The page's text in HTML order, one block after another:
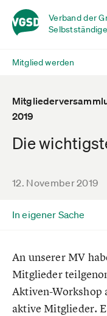
Verband der
Mitglied werden
2019
Die
12. November 2019
In eigener Sache
An unserer MV
Mitglieder
Aktiven-Workshop
aktive Mitglieder.